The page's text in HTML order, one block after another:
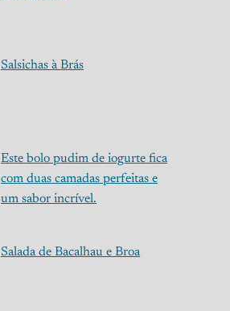
Salsichas à Brás
Este bolo pudim de iogurte fica
com duas camadas perfeitas e
um sabor incrível.
Salada de Bacalhau e Broa